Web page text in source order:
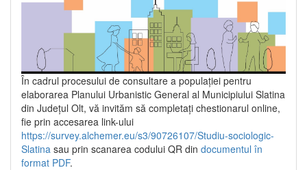
În cadrul procesului de consultare a populaţiei pentru
elaborarea Planului Urbanistic General al Municipiului Slatina
din Județul Olt, vă invităm să completați chestionarul online,
fie prin accesarea link-ului
https://survey.alchemer.eu/s3/90726107/Studiu-sociologic-
Slatina sau prin scanarea codului QR din documentul în
format PDF.